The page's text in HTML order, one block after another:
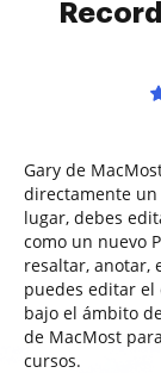
Gary de
directamente un
lugar, debes
como un nuevo
resaltar, anotar,
puedes editar el
bajo el ámbito
de MacMost
cursos.